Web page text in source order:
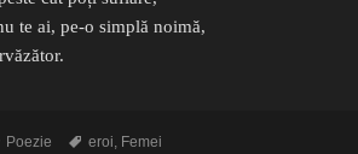
te ai, pe-o simplă noimă,
Categorii
Poezie Etichete
eroi, Femei